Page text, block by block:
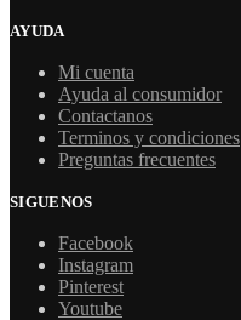
AYUDA
Mi cuenta
Ayuda al consumidor
Contactanos
Terminos y condiciones
Preguntas frecuentes
SIGUENOS
Facebook
Instagram
Pinterest
Youtube